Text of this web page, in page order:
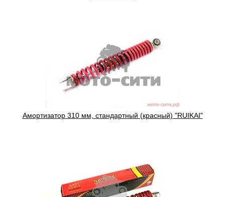
Амортизатор 310 мм, стандартный (красный) "RUIKAI"